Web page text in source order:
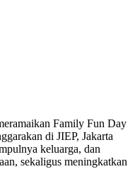
Family Fun Day
di JIEP, Jakarta
keluarga, dan
sekaligus meningkatkan